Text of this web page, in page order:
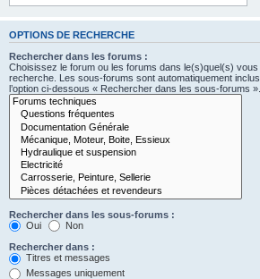
OPTIONS DE RECHERCHE
Rechercher dans les forums :
Choisissez le forum ou les forums dans le(s)quel(s)
recherche. Les sous-forums sont automatiquement
l’option ci-dessous « Rechercher dans les sous-forums ».
Rechercher dans les sous-forums :
Oui
Non
Rechercher dans :
Titres et messages
Messages uniquement